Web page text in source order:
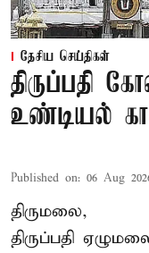
தேசிய செய்திகள்
திருப்பதி
உண்டியல்
Published on: 06 Aug
திருமலை,
திருப்பதி